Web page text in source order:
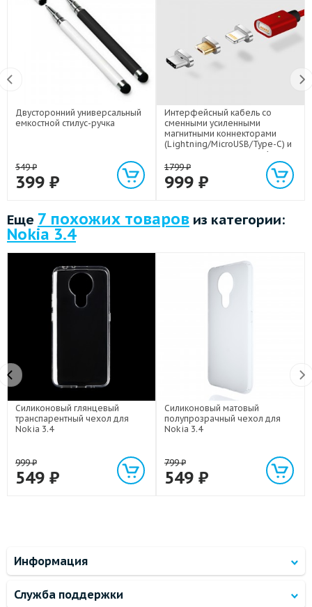
Двусторонний универсальный
емкостной стилус-ручка
549₽
399 ₽
Интерфейсный кабель со
сменными усиленными
магнитными коннекторами
(Lightning/MicroUSB/Type-C) и
световым индикатором 1м
1799₽
999 ₽
Еще 7 похожих товаров из категории:
Nokia 3.4
Силиконовый глянцевый
транспарентный чехол для
Nokia 3.4
999₽
549 ₽
Силиконовый матовый
полупрозрачный чехол для
Nokia 3.4
799₽
549 ₽
Информация
Служба поддержки